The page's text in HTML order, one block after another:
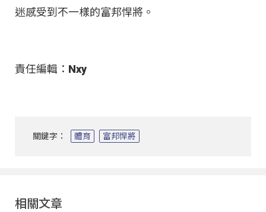
迷感受到不一樣的富邦悍將。
責任編輯：Nxy
關鍵字： 體育 富邦悍將
相關文章